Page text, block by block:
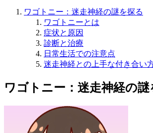
ワゴトニー：迷走神経の謎を探る
ワゴトニーとは
症状と原因
診断と治療
日常生活での注意点
迷走神経との上手な付き合い
ワゴトニー：迷走神経の謎